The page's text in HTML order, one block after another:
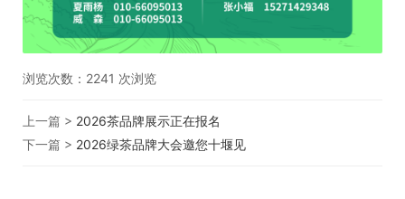
浏览次数： 2241 次浏览
上一篇 > 2026茶品牌展示正在报名
下一篇 > 2026绿茶品牌大会邀您十堰见